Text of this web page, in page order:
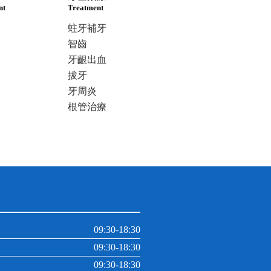
Treatment
蛀牙補牙
智齒
牙齦出血
拔牙
牙周炎
根管治療
09:30-18:30
09:30-18:30
09:30-18:30